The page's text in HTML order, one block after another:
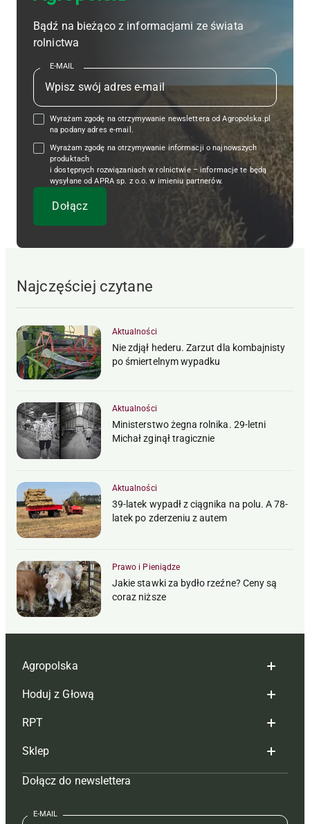
Bądź na bieżąco z informacjami ze świata
rolnictwa
E-MAIL
Wyrażam zgodę na otrzymywanie newslettera od Agropolska.pl
na podany adres e-mail.
Wyrażam zgodę na otrzymywanie informacji o najnowszych
produktach
i dostępnych rozwiązaniach w rolnictwie – informacje te będą
wysyłane od APRA sp. z o.o. w imieniu partnerów.
Najczęściej czytane
Aktualności
Nie zdjął hederu. Zarzut dla kombajnisty
po śmiertelnym wypadku
Aktualności
Ministerstwo żegna rolnika. 29-letni
Michał zginął tragicznie
Aktualności
39-latek wypadł z ciągnika na polu. A 78-
latek po zderzeniu z autem
Prawo i Pieniądze
Jakie stawki za bydło rzeźne? Ceny są
coraz niższe
Agropolska
Redakcja
Reklama
Tagi
Mapa serwisu
Kontakt
Hoduj z Głową
Hoduj z głową bydło
Hoduj z głową świnie
Prenumerata
Redakcja
RPT
Redakcja
Prenumerata
Reklama
Sklep
Czasopisma i prenumerata
Książki
Dołącz do newslettera
E-MAIL